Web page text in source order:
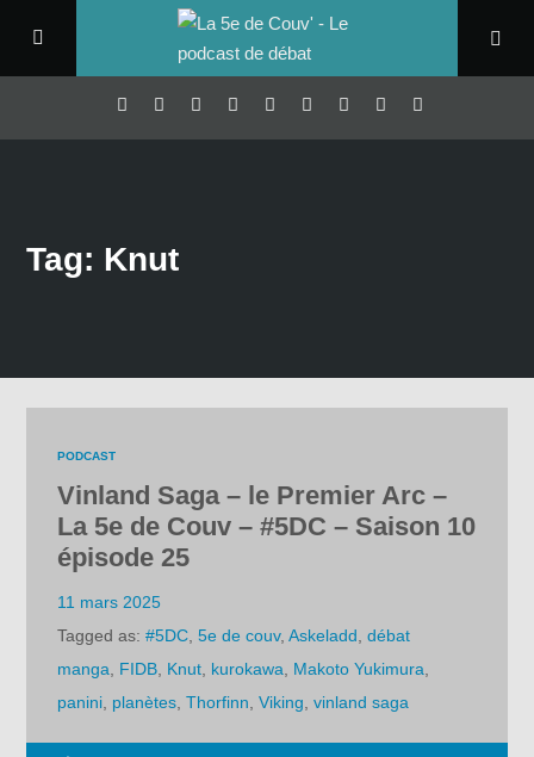
Tag: Knut
PODCAST
Vinland Saga – le Premier Arc –
La 5e de Couv – #5DC – Saison 10
épisode 25
11 mars 2025
Tagged as:#5DC ,5e de couv,Askeladd ,débat
manga
FIDB Knut kurokawa Makoto Yukimura
panini planètes ,Thorfinn ,Viking ,vinland saga